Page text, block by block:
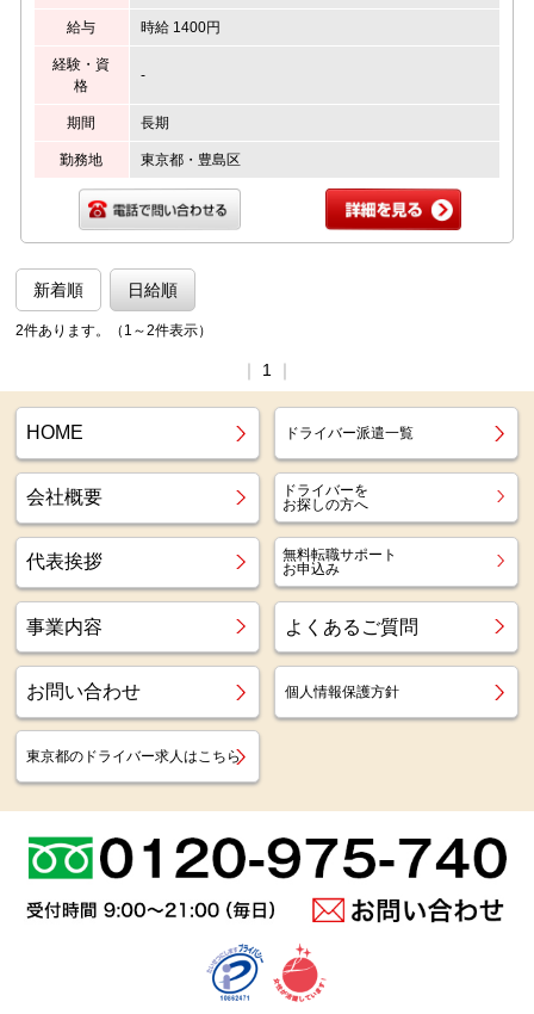
給与 時給 1400円
経験・資
格
-
期間 長期
勤務地 東京都・豊島区
新着順 日給順
2件あります。（1～2件表示）
1
HOME ドライバー派遣一覧
会社概要
ドライバーを
お探しの方へ
代表挨拶
無料転職サポート
お申込み
事業内容 よくあるご質問
お問い合わせ 個人情報保護方針
東京都のドライバー求人はこちら